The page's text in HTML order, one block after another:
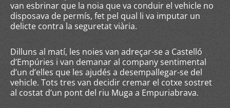
van esbrinar que la noia que va conduir el vehicle no
disposava de permís, fet pel qual li va imputar un
delicte contra la seguretat viària.
Dilluns al matí, les noies van adreçar-se a Castelló
d’Empúries i van demanar al company sentimental
d’un d’elles que les ajudés a desempallegar-se del
vehicle. Tots tres van decidir cremar el cotxe sostret
al costat d’un pont del riu Muga a Empuriabrava.